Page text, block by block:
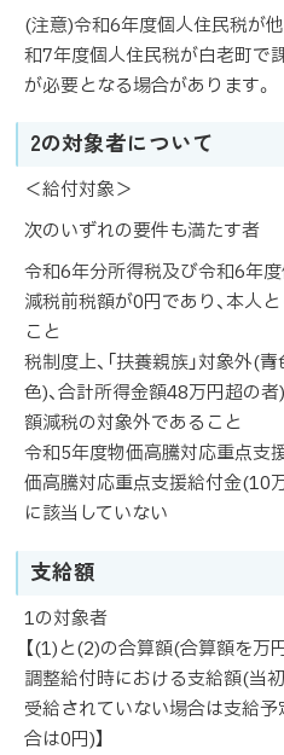
(注意)令和6年度個人住民税が
和7年度個人住民税が白老町で
が必要となる場合があります。
2の対象者について
＜給付対象＞
次のいずれの要件も満たす者
令和6年分所得税及び令和6年
減税前税額が0円であり、本人
こと
税制度上、「扶養親族」対象外(→
色)、合計所得金額48万円超の者
額減税の対象外であること
令和5年度物価高騰対応重点支
価高騰対応重点支援給付金(10
に該当していない
支給額
1の対象者
【(1)と(2)の合算額(合算額を万
調整給付時における支給額(当
受給されていない場合は支給
合は0円)】